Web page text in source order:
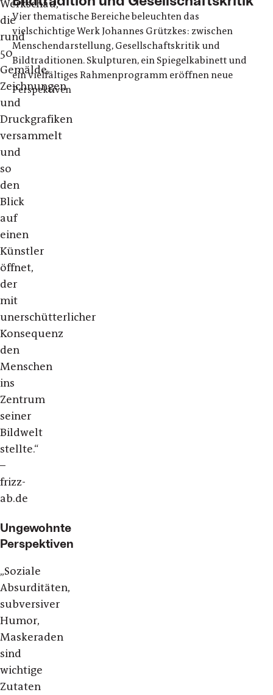
Werkschau,
die
rund
50
Gemälde,
Zeichnungen
und
Druckgrafiken
versammelt
und
so
den
Blick
auf
einen
Künstler
öffnet,
der
mit
unerschütterlicher
Konsequenz
den
Menschen
ins
Zentrum
seiner
Bildwelt
stellte.“
–
frizz-
ab.de
Ungewohnte
Perspektiven
„Soziale
Absurditäten,
subversiver
Humor,
Maskeraden
sind
wichtige
Zutaten
Vier thematische Bereiche beleuchten das
vielschichtige Werk Johannes Grützkes: zwischen
Menschendarstellung, Gesellschaftskritik und
Bildtraditionen. Skulpturen, ein Spiegelkabinett und
ein vielfältiges Rahmenprogramm eröffnen neue
Perspektiven